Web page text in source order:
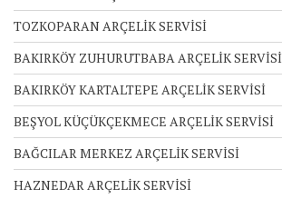
TOZKOPARAN ARÇELİK SERVİSİ
BAKIRKÖY ZUHURUTBABA ARÇELİK SERVİSİ
BAKIRKÖY KARTALTEPE ARÇELİK SERVİSİ
BEŞYOL KÜÇÜKÇEKMECE ARÇELİK SERVİSİ
BAĞCILAR MERKEZ ARÇELİK SERVİSİ
HAZNEDAR ARÇELİK SERVİSİ